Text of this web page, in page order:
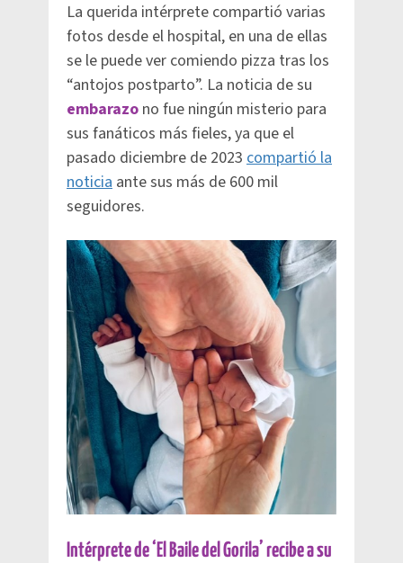
La querida intérprete compartió varias
fotos desde el hospital, en una de ellas
se le puede ver comiendo pizza tras los
“antojos postparto”. La noticia de su
embarazo no fue ningún misterio para
sus fanáticos más fieles, ya que el
pasado diciembre de 2023 compartió la
noticia ante sus más de 600 mil
seguidores.
Intérprete de ‘El Baile del Gorila’ recibe a su